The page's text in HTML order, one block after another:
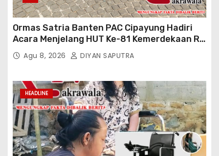
Ormas Satria Banten PAC Cipayung Hadiri
Acara Menjelang HUT Ke-81 Kemerdekaan RI
Di Silang Monas
Agu 8, 2026 DIYAN SAPUTRA
HEADLINE